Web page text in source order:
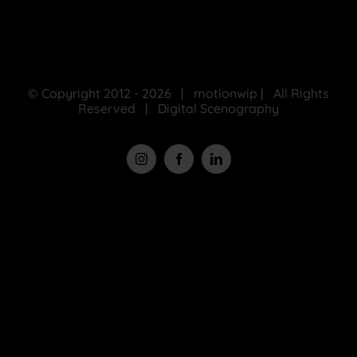
© Copyright 2012 - 2026 | motionwip | All Rights
Reserved | Digital Scenography
InstagramFacebookLinkedIn